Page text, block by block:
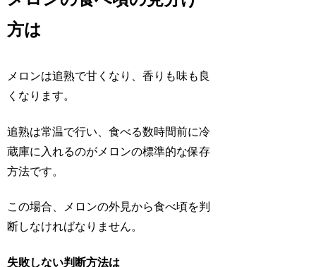
方は
メロンは追熟で甘くなり、香りも味も良
くなります。
追熟は常温で行い、食べる数時間前に冷
蔵庫に入れるのがメロンの標準的な保存
方法です。
この場合、メロンの外見から食べ頃を判
断しなければなりません。
失敗しない判断方法は